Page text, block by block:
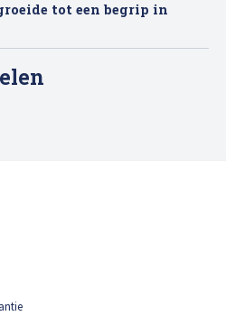
tot een begrip in